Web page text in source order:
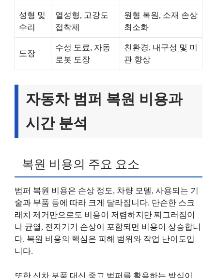
성형 및
수리
열성형, 고강도
접착제
원형 복원, 소재 손상
최소화
도장
수성 도료, 자동
로봇 도장
친환경, 내구성 및 미
관 향상
자동차 범퍼 복원 비용과
시간 분석
복원 비용의 주요 요소
범퍼 복원 비용은 손상 정도, 차량 모델, 사용되는 기
술과 부품 등에 따라 크게 달라집니다. 단순한 스크
래치 제거만으로도 비용이 저렴하지만 찌그러짐이
나 균열, 전자기기 손상이 포함되면 비용이 상승합니
다. 복원 비용의 핵심은 피해 범위와 작업 난이도입
니다.
또한 신차 부품 대신 중고 범퍼를 활용하는 방식이